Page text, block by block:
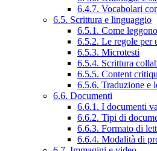
6.4.7. Vocabolari
6.5. Scrittura e linguaggio
6.5.1. Come
6.5.2. Le regole per
6.5.3. Microtesti
6.5.4. Scrittura
6.5.5. Content
6.5.6. Traduzione e
6.6. Documenti
6.6.1. I documenti
6.6.2. Tipi di
6.6.3. Formato di
6.6.4. Modalità di